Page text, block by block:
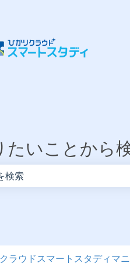
たいことから
ラウドスマートスタディマ